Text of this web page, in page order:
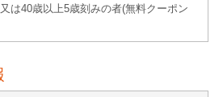
は40歳以上5歳刻みの者(無料クーポン